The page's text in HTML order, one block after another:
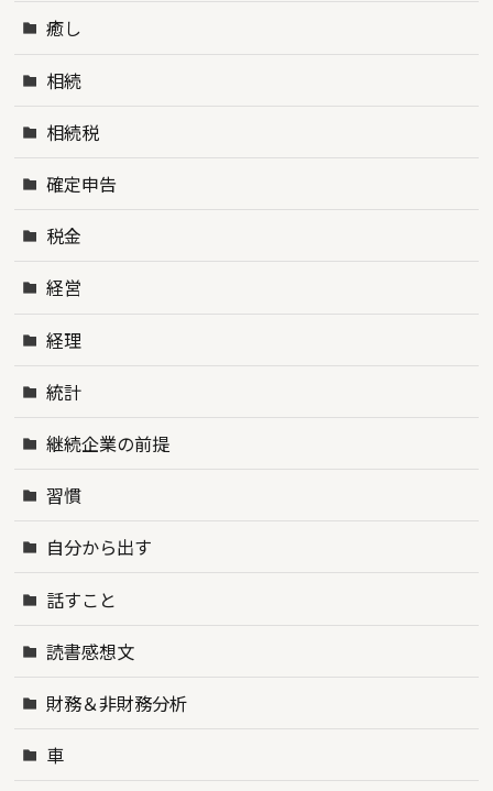
癒し
相続
相続税
確定申告
税金
経営
経理
統計
継続企業の前提
習慣
自分から出す
話すこと
読書感想文
財務＆非財務分析
車